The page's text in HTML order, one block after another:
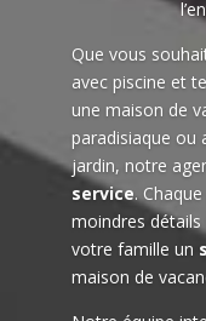
Que vous
avec piscine et
une maison de
paradisiaque ou
jardin, notre
service.
moindres
votre famille un
maison de